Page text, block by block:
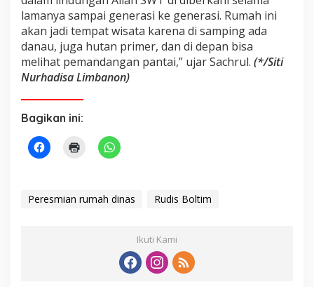
lamanya sampai generasi ke generasi. Rumah ini
akan jadi tempat wisata karena di samping ada
danau, juga hutan primer, dan di depan bisa
melihat pemandangan pantai,” ujar Sachrul. (*/Siti
Nurhadisa Limbanon)
Bagikan ini:
Peresmian rumah dinas Rudis Boltim
Ikuti Kami